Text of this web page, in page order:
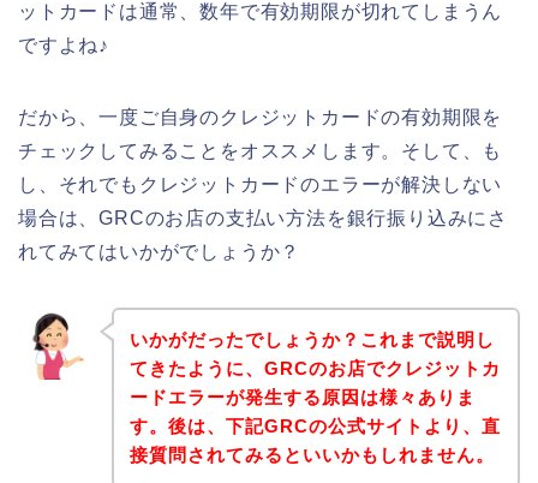
ットカードは通常、数年で有効期限が切れてしまうん
ですよね♪
だから、一度ご自身のクレジットカードの有効期限を
チェックしてみることをオススメします。そして、も
し、それでもクレジットカードのエラーが解決しない
場合は、GRCのお店の支払い方法を銀行振り込みにさ
れてみてはいかがでしょうか？
いかがだったでしょうか？これまで説明し
てきたように、GRCのお店でクレジットカ
ードエラーが発生する原因は様々ありま
す。後は、下記GRCの公式サイトより、直
接質問されてみるといいかもしれません。